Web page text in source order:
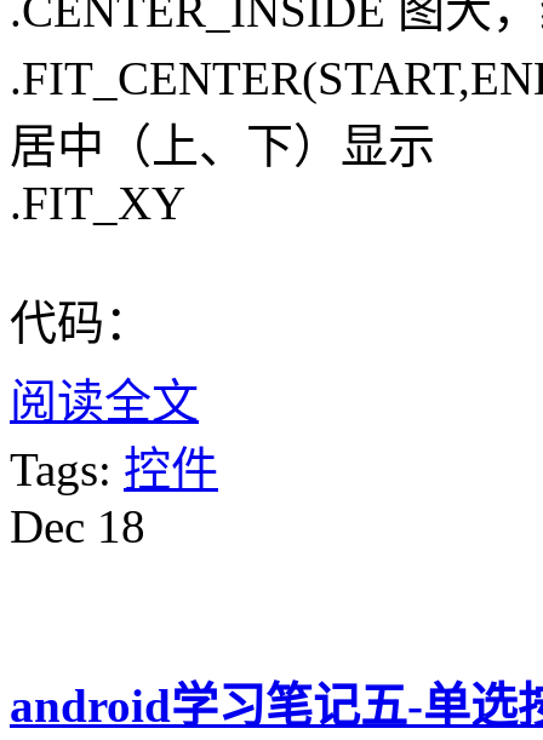
.CENTER_INSIDE 图大
居中（上、下）显示
.FIT_XY
代码：
阅读全文
Tags: 控件
Dec 18
android学习笔记五-单选